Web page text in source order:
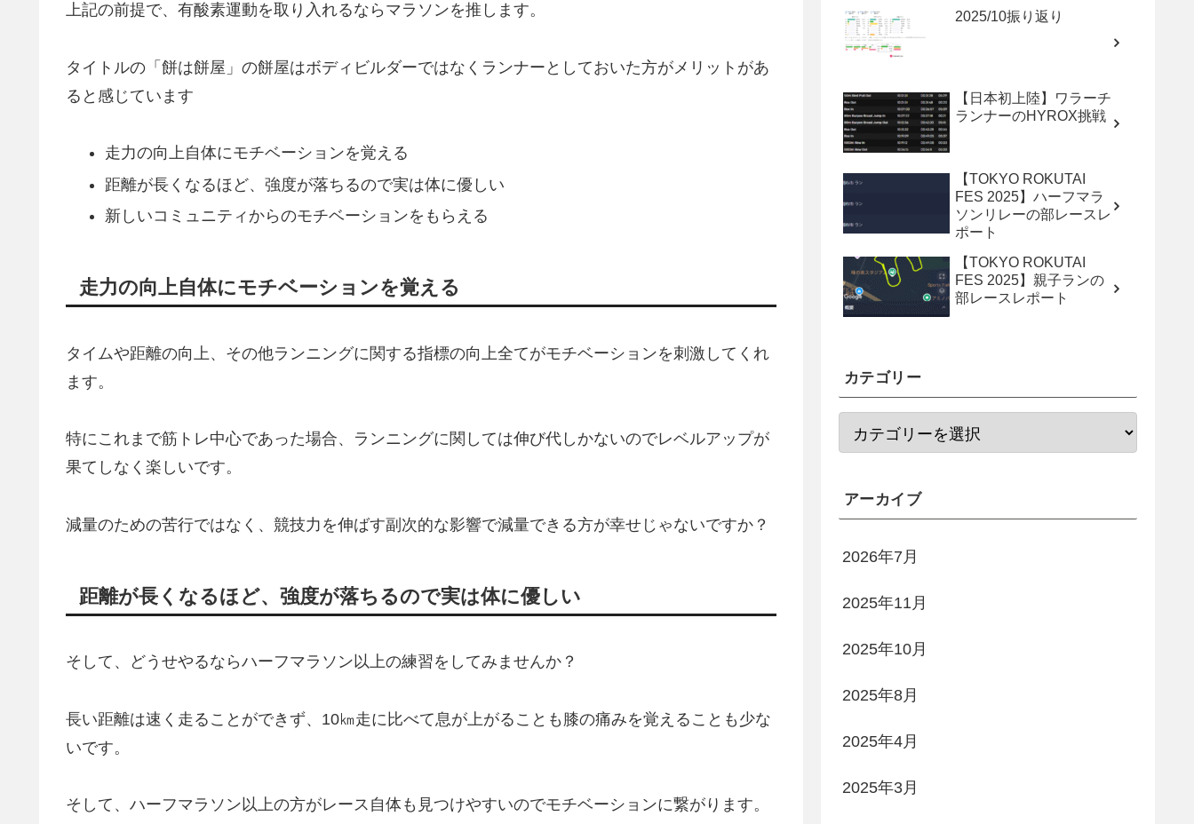
上記の前提で、有酸素運動を取り入れるならマラソンを推します。
タイトルの「餅は餅屋」の餅屋はボディビルダーではなくランナーとしておいた方がメリットがあ
ると感じています
走力の向上自体にモチベーションを覚える
距離が長くなるほど、強度が落ちるので実は体に優しい
新しいコミュニティからのモチベーションをもらえる
走力の向上自体にモチベーションを覚える
タイムや距離の向上、その他ランニングに関する指標の向上全てがモチベーションを刺激してくれ
ます。
特にこれまで筋トレ中心であった場合、ランニングに関しては伸び代しかないのでレベルアップが
果てしなく楽しいです。
減量のための苦行ではなく、競技力を伸ばす副次的な影響で減量できる方が幸せじゃないですか？
距離が長くなるほど、強度が落ちるので実は体に優しい
そして、どうせやるならハーフマラソン以上の練習をしてみませんか？
長い距離は速く走ることができず、10㎞走に比べて息が上がることも膝の痛みを覚えることも少な
いです。
そして、ハーフマラソン以上の方がレース自体も見つけやすいのでモチベーションに繋がります。
2025/10振り返り
【日本初上陸】ワラーチ
ランナーのHYROX挑戦
【TOKYO ROKUTAI
FES 2025】ハーフマラ
ソンリレーの部レースレ
ポート
【TOKYO ROKUTAI
FES 2025】親子ランの
部レースレポート
カテゴリー
アーカイブ
2026年7月
2025年11月
2025年10月
2025年8月
2025年4月
2025年3月